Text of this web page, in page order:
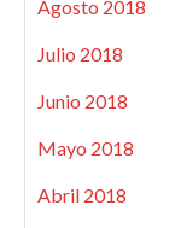
Agosto 2018
Julio 2018
Junio 2018
Mayo 2018
Abril 2018